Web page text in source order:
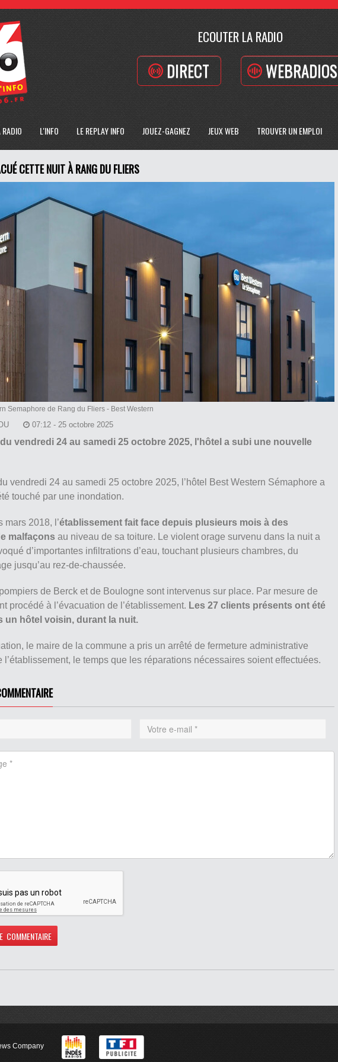
ECOUTER LA RADIO
DIRECT WEBRADIOS
RADIO L'INFO LE REPLAY INFO JOUEZ-GAGNEZ JEUX WEB TROUVER UN EMPLOI
CETTE NUIT À RANG DU FLIERS
Semaphore de Rang du Fliers - Best Western
07:12 - 25 octobre 2025
vendredi 24 au samedi 25 octobre 2025, l'hôtel a subi une nouvelle
vendredi 24 au samedi 25 octobre 2025, l’hôtel Best Western Sémaphore a
touché par une inondation.
mars 2018, l’établissement fait face depuis plusieurs mois à des
malfaçons au niveau de sa toiture. Le violent orage survenu dans la nuit a
d’importantes infiltrations d’eau, touchant plusieurs chambres, du
jusqu’au rez-de-chaussée.
de Berck et de Boulogne sont intervenus sur place. Par mesure de
procédé à l’évacuation de l’établissement. Les 27 clients présents ont été
un hôtel voisin, durant la nuit.
le maire de la commune a pris un arrêté de fermeture administrative
l’établissement, le temps que les réparations nécessaires soient effectuées.
Company